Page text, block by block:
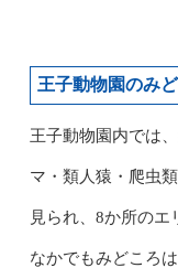
王子動物園のみ
王子動物園内では
マ・類人猿・爬虫
見られ、8か所のエ
なかでもみどころ